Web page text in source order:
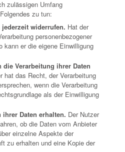
zulässigen Umfang
zu tun:
widerrufen. Hat der
personenbezogener
kann er die eigene Einwilligung
die Verarbeitung ihrer Daten
hat das Recht, der Verarbeitung
wenn die Verarbeitung
als der Einwilligung
Daten erhalten. Der Nutzer
ob die Daten vom Anbieter
einzelne Aspekte der
zu erhalten und eine Kopie der